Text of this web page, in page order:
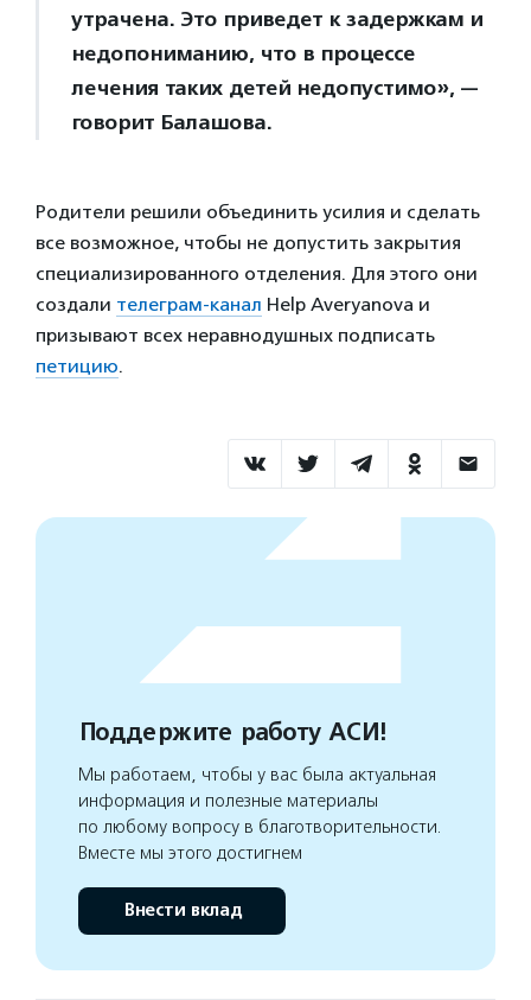
утрачена. Это приведет к задержкам и
недопониманию, что в процессе
лечения таких детей недопустимо», —
говорит Балашова.
Родители решили объединить усилия и сделать
все возможное, чтобы не допустить закрытия
специализированного отделения. Для этого они
создали телеграм-канал Help Averyanova и
призывают всех неравнодушных подписать
петицию.
Поддержите работу АСИ!
Мы работаем, чтобы у вас была актуальная
информация и полезные материалы
по любому вопросу в благотворительности.
Вместе мы этого достигнем
Внести вклад